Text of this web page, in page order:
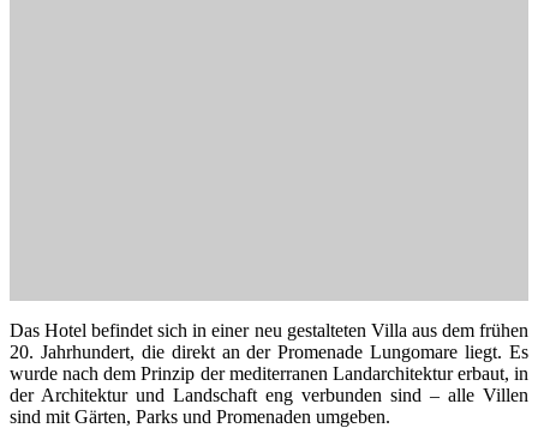
Das Hotel befindet sich in einer neu gestalteten Villa aus dem frühen
20. Jahrhundert, die direkt an der Promenade Lungomare liegt. Es
wurde nach dem Prinzip der mediterranen Landarchitektur erbaut, in
der Architektur und Landschaft eng verbunden sind – alle Villen
sind mit Gärten, Parks und Promenaden umgeben.